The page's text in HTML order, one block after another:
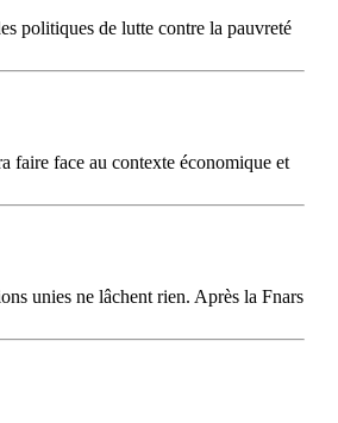
politiques de lutte contre la pauvreté
faire face au contexte économique et
unies ne lâchent rien. Après la Fnars